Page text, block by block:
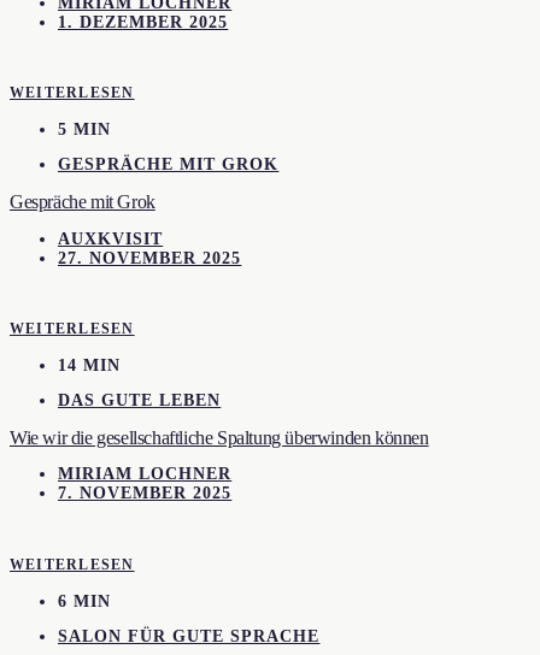
1. DEZEMBER 2025
WEITERLESEN
5 MIN
GESPRÄCHE MIT GROK
Gespräche mit Grok
AUXKVISIT
27. NOVEMBER 2025
WEITERLESEN
14 MIN
DAS GUTE LEBEN
Wie wir die gesellschaftliche Spaltung überwinden können
MIRIAM LOCHNER
7. NOVEMBER 2025
WEITERLESEN
6 MIN
SALON FÜR GUTE SPRACHE